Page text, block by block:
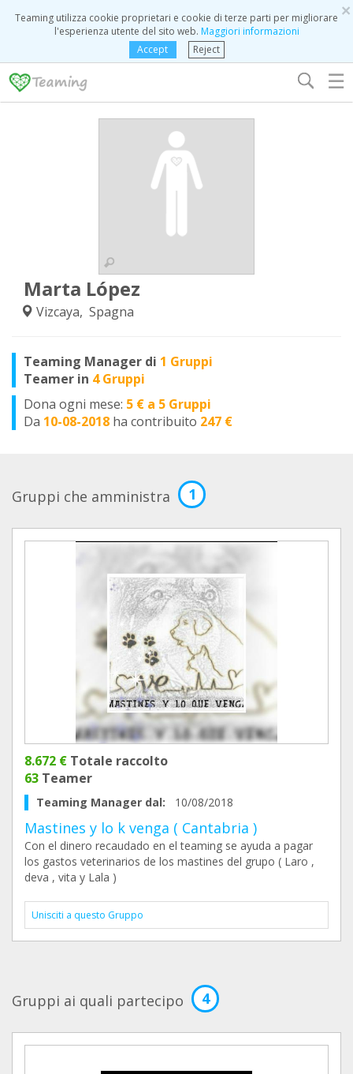
×
Teaming utilizza cookie proprietari e cookie di terze parti per migliorare
l'esperienza utente del sito web. Maggiori informazioni
Accept
Reject
☰
Marta López
Vizcaya, Spagna
Teaming Manager di 1 Gruppi
Teamer in 4 Gruppi
Dona ogni mese: 5 € a 5 Gruppi
Da 10-08-2018 ha contribuito 247 €
Gruppi che amministra 1
8.672 € Totale raccolto
63 Teamer
Teaming Manager dal: 10/08/2018
Mastines y lo k venga ( Cantabria )
Con el dinero recaudado en el teaming se ayuda a pagar
los gastos veterinarios de los mastines del grupo ( Laro ,
deva , vita y Lala )
Unisciti a questo Gruppo
Gruppi ai quali partecipo 4